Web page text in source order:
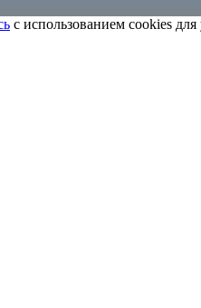
с использованием cookies